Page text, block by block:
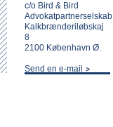
c/o Bird & Bird
Advokatpartnerselskab
Kalkbrænderiløbskaj
8
2100 København Ø.
Send en e-mail